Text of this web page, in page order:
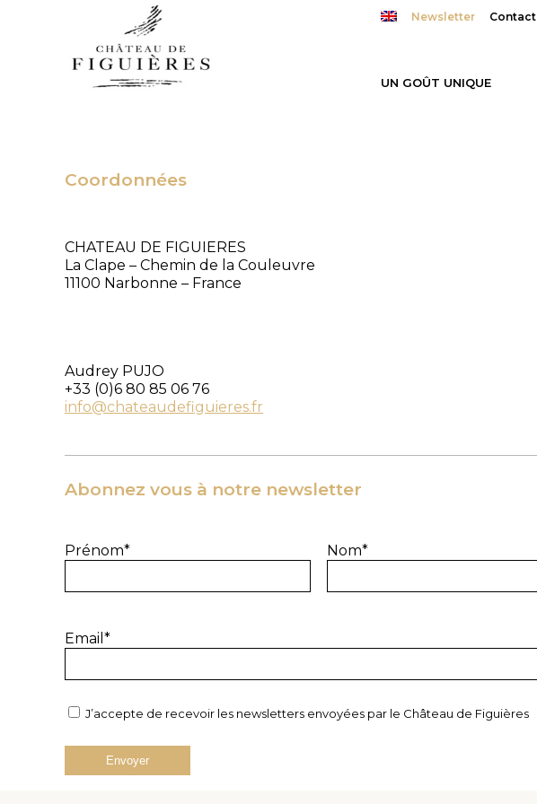
Newsletter Contact
UN GOÛT UNIQUE
Coordonnées
CHATEAU DE FIGUIERES
La Clape – Chemin de la Couleuvre
11100 Narbonne – France
Audrey PUJO
+33 (0)6 80 85 06 76
info@chateaudefiguieres.fr
Abonnez vous à notre newsletter
Prénom* Nom*
Email*
J’accepte de recevoir les newsletters envoyées par le Château de Figuières